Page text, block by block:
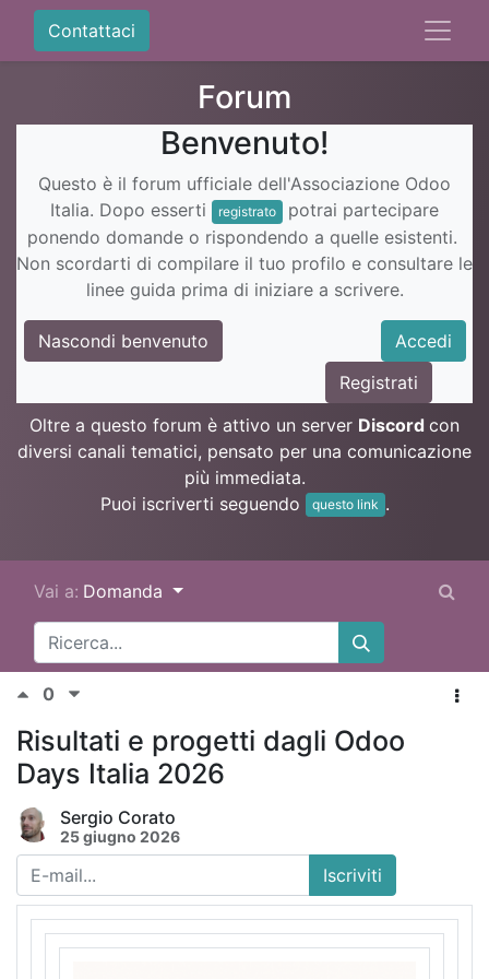
Contattaci
Forum
Benvenuto!
Questo è il forum ufficiale dell'Associazione Odoo
Italia. Dopo esserti
registrato
potrai partecipare
ponendo domande o rispondendo a quelle esistenti.
Non scordarti di compilare il tuo profilo e consultare le
linee guida prima di iniziare a scrivere.
Nascondi benvenuto
Accedi
Registrati
Oltre a questo forum è attivo un server Discord con
diversi canali tematici, pensato per una comunicazione
più immediata.
Puoi iscriverti seguendo
questo link .
Vai a: Domanda
0
Risultati e progetti dagli Odoo
Days Italia 2026
Sergio Corato
25 giugno 2026
Iscriviti